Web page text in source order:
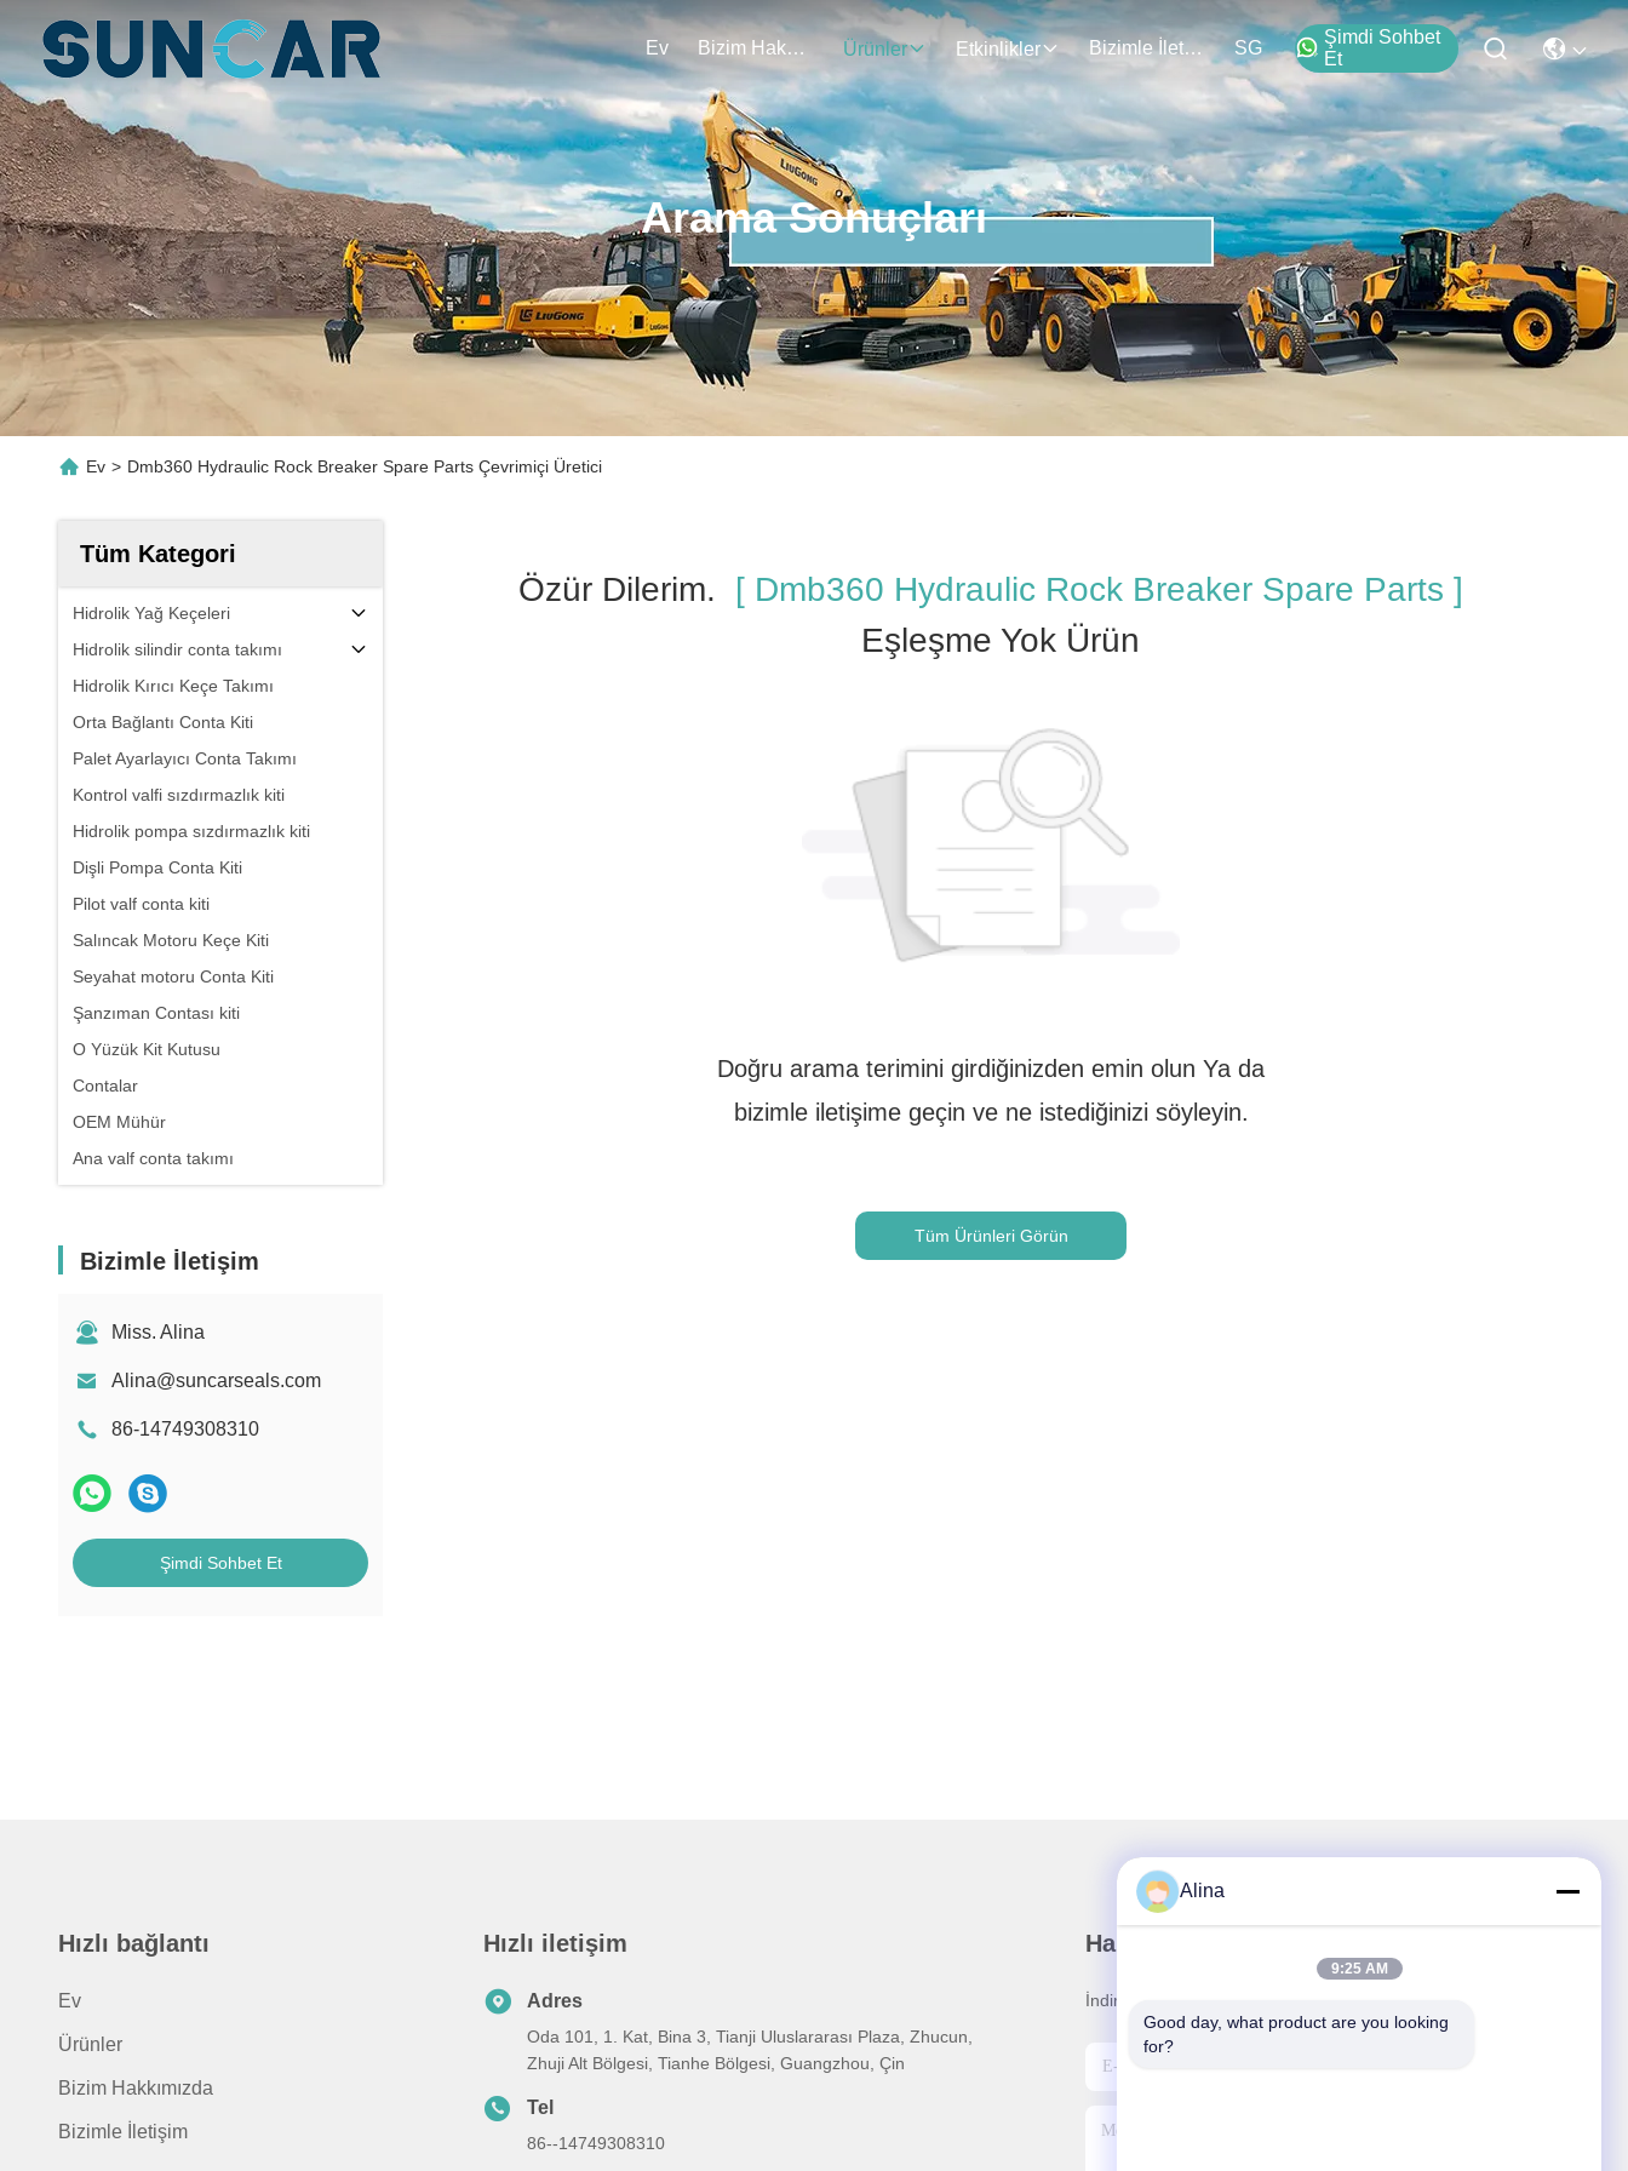
Ev Bizim Hakkımızda Ürünler Etkinlikler Bizimle İletişim SG
Şimdi Sohbet
Et
Arama Sonuçları
Ev > Dmb360 Hydraulic Rock Breaker Spare Parts Çevrimiçi Üretici
Tüm Kategori
Hidrolik Yağ Keçeleri
Hidrolik silindir conta takımı
Hidrolik Kırıcı Keçe Takımı
Orta Bağlantı Conta Kiti
Palet Ayarlayıcı Conta Takımı
Kontrol valfi sızdırmazlık kiti
Hidrolik pompa sızdırmazlık kiti
Dişli Pompa Conta Kiti
Pilot valf conta kiti
Salıncak Motoru Keçe Kiti
Seyahat motoru Conta Kiti
Şanzıman Contası kiti
O Yüzük Kit Kutusu
Contalar
OEM Mühür
Ana valf conta takımı
Bizimle İletişim
Miss. Alina
Alina@suncarseals.com
86-14749308310
Şimdi Sohbet Et
Özür Dilerim. [ Dmb360 Hydraulic Rock Breaker Spare Parts ]
Eşleşme Yok Ürün
Doğru arama terimini girdiğinizden emin olun Ya da
bizimle iletişime geçin ve ne istediğinizi söyleyin.
Tüm Ürünleri Görün
Hızlı bağlantı
Ev
Ürünler
Bizim Hakkımızda
Bizimle İletişim
Hızlı iletişim
Adres
Oda 101, 1. Kat, Bina 3, Tianji Uluslararası Plaza, Zhucun,
Zhuji Alt Bölgesi, Tianhe Bölgesi, Guangzhou, Çin
Tel
86--14749308310
Haber Bültenimiz
İndirimler ve daha fazlası için bültenimize abone olun.
Alina
9:25 AM
Good day, what product are you looking
for?